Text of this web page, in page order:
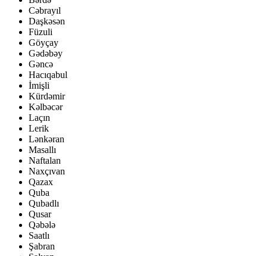
Cəbrayıl
Daşkəsən
Füzuli
Göyçay
Gədəbəy
Gəncə
Hacıqabul
İmişli
Kürdəmir
Kəlbəcər
Laçın
Lerik
Lənkəran
Masallı
Naftalan
Naxçıvan
Qazax
Quba
Qubadlı
Qusar
Qəbələ
Saatlı
Şabran